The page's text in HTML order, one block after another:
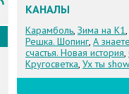
КАНАЛЫ
Карамболь, Зима на К1,
Решка. Шопинг, А
счастья. Новая история,
Кругосветка, Ух ты show